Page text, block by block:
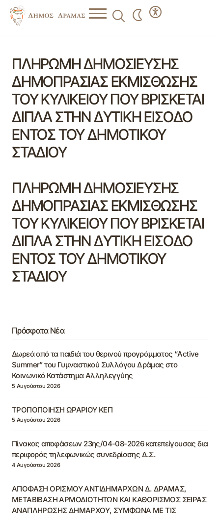
ΠΛΗΡΩΜΗ ΔΗΜΟΣΙΕΥΣΗΣ
ΔΗΜΟΠΡΑΣΙΑΣ ΕΚΜΙΣΘΩΣΗΣ
ΤΟΥ ΚΥΛΙΚΕΙΟΥ ΠΟΥ ΒΡΙΣΚΕΤΑΙ
ΔΙΠΛΑ ΣΤΗΝ ΔΥΤΙΚΗ ΕΙΣΟΔΟ
ΕΝΤΟΣ ΤΟΥ ΔΗΜΟΤΙΚΟΥ
ΣΤΑΔΙΟΥ
ΠΛΗΡΩΜΗ ΔΗΜΟΣΙΕΥΣΗΣ
ΔΗΜΟΠΡΑΣΙΑΣ ΕΚΜΙΣΘΩΣΗΣ
ΤΟΥ ΚΥΛΙΚΕΙΟΥ ΠΟΥ ΒΡΙΣΚΕΤΑΙ
ΔΙΠΛΑ ΣΤΗΝ ΔΥΤΙΚΗ ΕΙΣΟΔΟ
ΕΝΤΟΣ ΤΟΥ ΔΗΜΟΤΙΚΟΥ
ΣΤΑΔΙΟΥ
Πρόσφατα Νέα
Δωρεά από τα παιδιά του θερινού προγράμματος “Active
Summer” του Γυμναστικού Συλλόγου Δράμας στο
Κοινωνικό Κατάστημα Αλληλεγγύης
5 Αυγούστου 2026
ΤΡΟΠΟΠΟΙΗΣΗ ΩΡΑΡΙΟΥ ΚΕΠ
5 Αυγούστου 2026
Πίνακας αποφάσεων 23ης/04-08-2026 κατεπείγουσας δια
περιφοράς τηλεφωνικώς συνεδρίασης Δ.Σ.
4 Αυγούστου 2026
ΑΠΟΦΑΣΗ ΟΡΙΣΜΟΥ ΑΝΤΙΔΗΜΑΡΧΩΝ Δ. ΔΡΑΜΑΣ,
ΜΕΤΑΒΙΒΑΣΗ ΑΡΜΟΔΙΟΤΗΤΩΝ ΚΑΙ ΚΑΘΟΡΙΣΜΟΣ ΣΕΙΡΑΣ
ΑΝΑΠΛΗΡΩΣΗΣ ΔΗΜΑΡΧΟΥ, ΣΥΜΦΩΝΑ ΜΕ ΤΙΣ